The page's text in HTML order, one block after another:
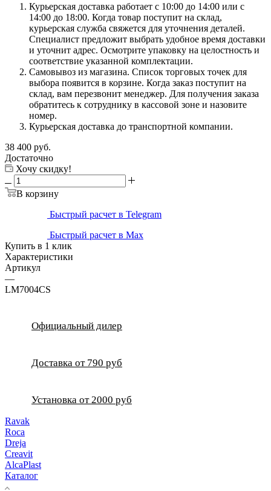
Курьерская доставка работает с 10:00 до 14:00 или с
14:00 до 18:00. Когда товар поступит на склад,
курьерская служба свяжется для уточнения деталей.
Специалист предложит выбрать удобное время доставки
и уточнит адрес. Осмотрите упаковку на целостность и
соответствие указанной комплектации.
Самовывоз из магазина. Список торговых точек для
выбора появится в корзине. Когда заказ поступит на
склад, вам перезвонит менеджер. Для получения заказа
обратитесь к сотруднику в кассовой зоне и назовите
номер.
Курьерская доставка до транспортной компании.
38 400 руб.
Достаточно
Хочу скидку!
В корзину
Быстрый расчет в Telegram
Быстрый расчет в Max
Купить в 1 клик
Характеристики
Артикул
—
LM7004CS
Официальный дилер
Доставка от 790 руб
Установка от 2000 руб
Ravak
Roca
Dreja
Creavit
AlcaPlast
Каталог